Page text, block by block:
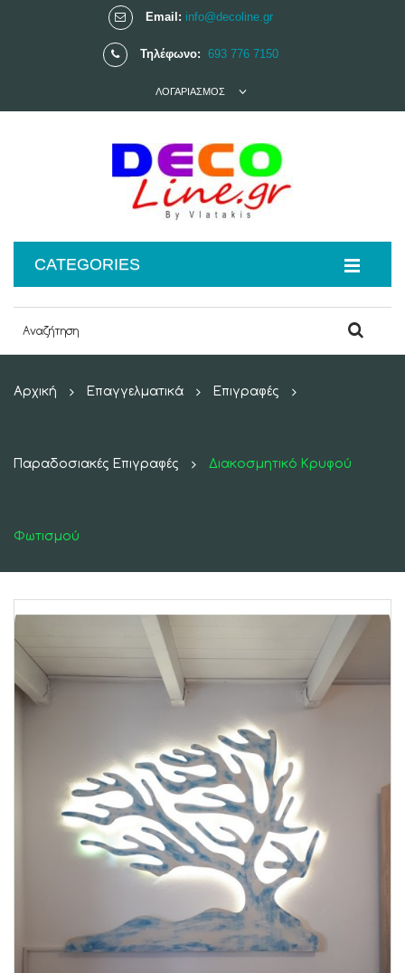
Email: info@decoline.gr
Τηλέφωνο: 693 776 7150
ΛΟΓΑΡΙΑΣΜΌΣ
CATEGORIES
Αρχική Επαγγελματικά Επιγραφές
Παραδοσιακές Επιγραφές Διακοσμητικό Κρυφού
Φωτισμού